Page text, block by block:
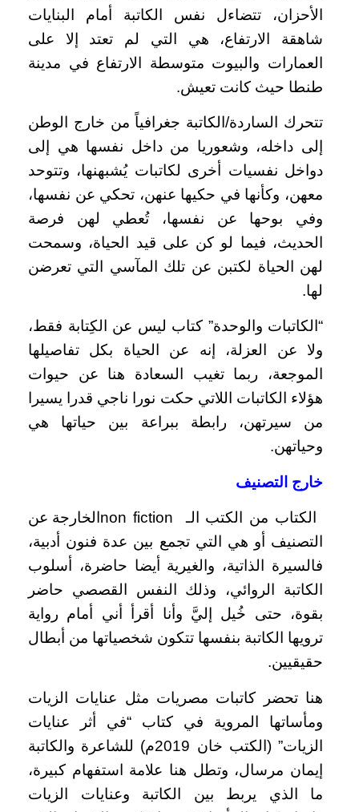
الأحزان، تتضاءل نفس الكاتبة أمام البنايات
شاهقة الارتفاع، هي التي لم تعتد إلا على
العمارات والبيوت متوسطة الارتفاع في مدينة
طنطا حيث كانت تعيش.
تتحرك الساردة/الكاتبة جغرافياً من خارج الوطن
إلى داخله، وشعوريا من داخل نفسها هي إلى
دواخل نفسيات أخرى لكاتبات يُشبهنها، وتتوحد
معهن، وكأنها في حكيها عنهن، تحكي عن نفسها،
وفي بوحها عن نفسها، تُعطي لهن فرصة
الحديث، فيما لو كن على قيد الحياة، وسمحت
لهن الحياة لكتبن عن تلك المآسي التي تعرضن
لها.
“الكاتبات والوحدة” كتاب ليس عن الكِتابة فقط،
ولا عن العزلة، إنه عن الحياة بكل تفاصيلها
الموجعة، ربما تغيب السعادة هنا عن حيوات
هؤلاء الكاتبات اللاتي حكت نورا ناجي قدرا يسيرا
من سيرتهن، رابطة ببراعة بين حياتها هي
وحياتهن.
خارج التصنيف
الكتاب من الكتب الـ non fictionالخارجة عن
التصنيف أو هي التي تجمع بين عدة فنون أدبية،
فالسيرة الذاتية، والغيرية أيضا حاضرة، أسلوب
الكاتبة الروائي، وذلك النفس القصصي حاضر
بقوة، حتى خُيل إليَّ وأنا أقرأ أني أمام رواية
ترويها الكاتبة بنفسها تتكون شخصياتها من أبطال
حقيقيين.
هنا تحضر كاتبات مصريات مثل عنايات الزيات
ومأساتها المروية في كتاب “في أثر عنايات
الزيات” (الكتب خان 2019م) للشاعرة والكاتبة
إيمان مرسال، وتطل هنا علامة استفهام كبيرة،
ما الذي يربط بين الكاتبة وعنايات الزيات